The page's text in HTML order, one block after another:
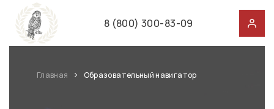
8 (800) 300-83-09
Главная Образовательный навигатор